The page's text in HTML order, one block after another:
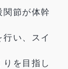
節が体幹
い、スイ
を目指し